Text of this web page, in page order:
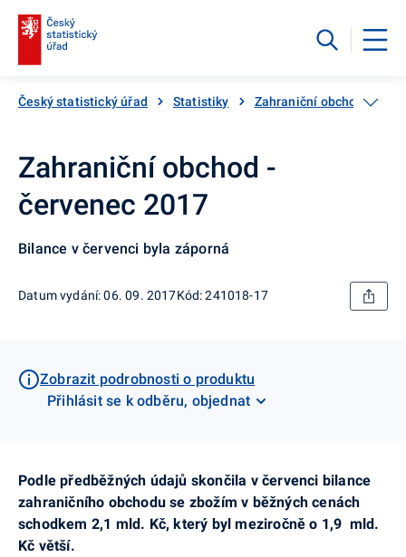
Český statistický úřad Statistiky Zahraniční obchod
Zahraniční obchod -
červenec 2017
Bilance v červenci byla záporná
Datum vydání: 06. 09. 2017Kód: 241018-17
Zobrazit podrobnosti o produktu
Přihlásit se k odběru, objednat
Podle předběžných údajů skončila v červenci bilance
zahraničního obchodu se zbožím v běžných cenách
schodkem 2,1 mld. Kč, který byl meziročně o 1,9 mld.
Kč větší.